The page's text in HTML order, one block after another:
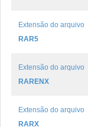
Extensão do arquivo
RAR5
Extensão do arquivo
RARENX
Extensão do arquivo
RARX